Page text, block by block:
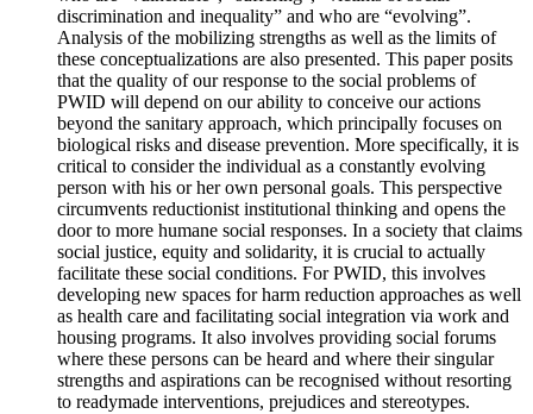
discrimination and inequality” and who are “evolving”.
Analysis of the mobilizing strengths as well as the limits of
these conceptualizations are also presented. This paper posits
that the quality of our response to the social problems of
PWID will depend on our ability to conceive our actions
beyond the sanitary approach, which principally focuses on
biological risks and disease prevention. More specifically, it is
critical to consider the individual as a constantly evolving
person with his or her own personal goals. This perspective
circumvents reductionist institutional thinking and opens the
door to more humane social responses. In a society that claims
social justice, equity and solidarity, it is crucial to actually
facilitate these social conditions. For PWID, this involves
developing new spaces for harm reduction approaches as well
as health care and facilitating social integration via work and
housing programs. It also involves providing social forums
where these persons can be heard and where their singular
strengths and aspirations can be recognised without resorting
to readymade interventions, prejudices and stereotypes.